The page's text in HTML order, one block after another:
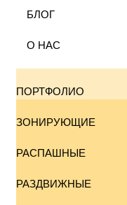
БЛОГ
О НАС
ПОРТФОЛИО
ЗОНИРУЮЩИЕ
РАСПАШНЫЕ
РАЗДВИЖНЫЕ